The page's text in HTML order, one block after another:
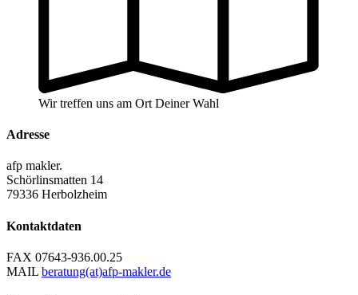
Wir treffen uns am Ort Deiner Wahl
Adresse
afp makler.
Schörlinsmatten 14
79336 Herbolzheim
Kontaktdaten
FAX 07643-936.00.25
MAIL beratung(at)afp-makler.de